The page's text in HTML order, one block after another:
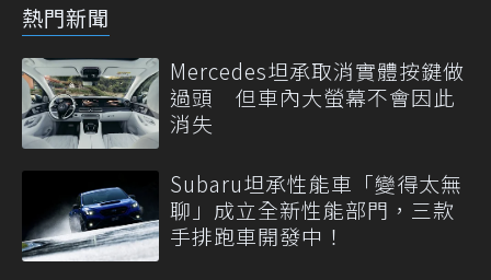
熱門新聞
Mercedes坦承取消實體按鍵做
過頭 但車內大螢幕不會因此
消失
Subaru坦承性能車「變得太無
聊」成立全新性能部門，三款
手排跑車開發中！